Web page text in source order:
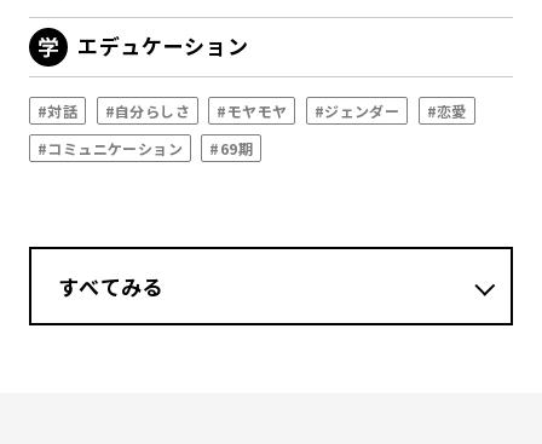
エデュケーション
#対話 #自分らしさ #モヤモヤ #ジェンダー
#恋愛
#コミュニケーション
#69期
すべてみる